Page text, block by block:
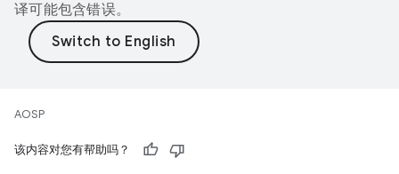
译可能包含错误。
AOSP
该内容对您有帮助吗？